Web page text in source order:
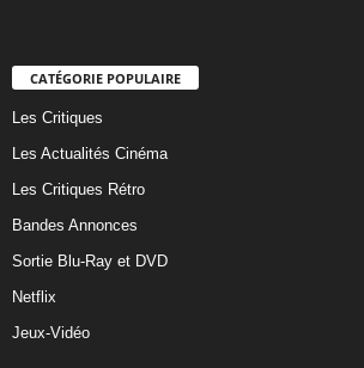
CATÉGORIE POPULAIRE
Les Critiques
Les Actualités Cinéma
Les Critiques Rétro
Bandes Annonces
Sortie Blu-Ray et DVD
Netflix
Jeux-Vidéo